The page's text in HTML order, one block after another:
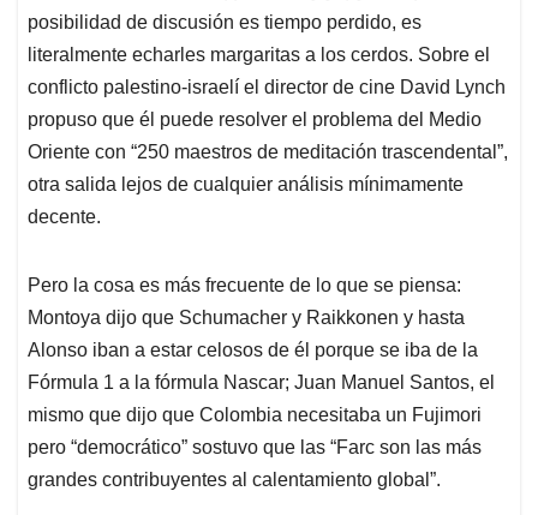
posibilidad de discusión es tiempo perdido, es
literalmente echarles margaritas a los cerdos. Sobre el
conflicto palestino-israelí el director de cine David Lynch
propuso que él puede resolver el problema del Medio
Oriente con “250 maestros de meditación trascendental”,
otra salida lejos de cualquier análisis mínimamente
decente.
Pero la cosa es más frecuente de lo que se piensa:
Montoya dijo que Schumacher y Raikkonen y hasta
Alonso iban a estar celosos de él porque se iba de la
Fórmula 1 a la fórmula Nascar; Juan Manuel Santos, el
mismo que dijo que Colombia necesitaba un Fujimori
pero “democrático” sostuvo que las “Farc son las más
grandes contribuyentes al calentamiento global”.